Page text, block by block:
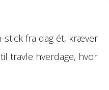
stick fra dag ét, kræver
travle hverdage, hvor